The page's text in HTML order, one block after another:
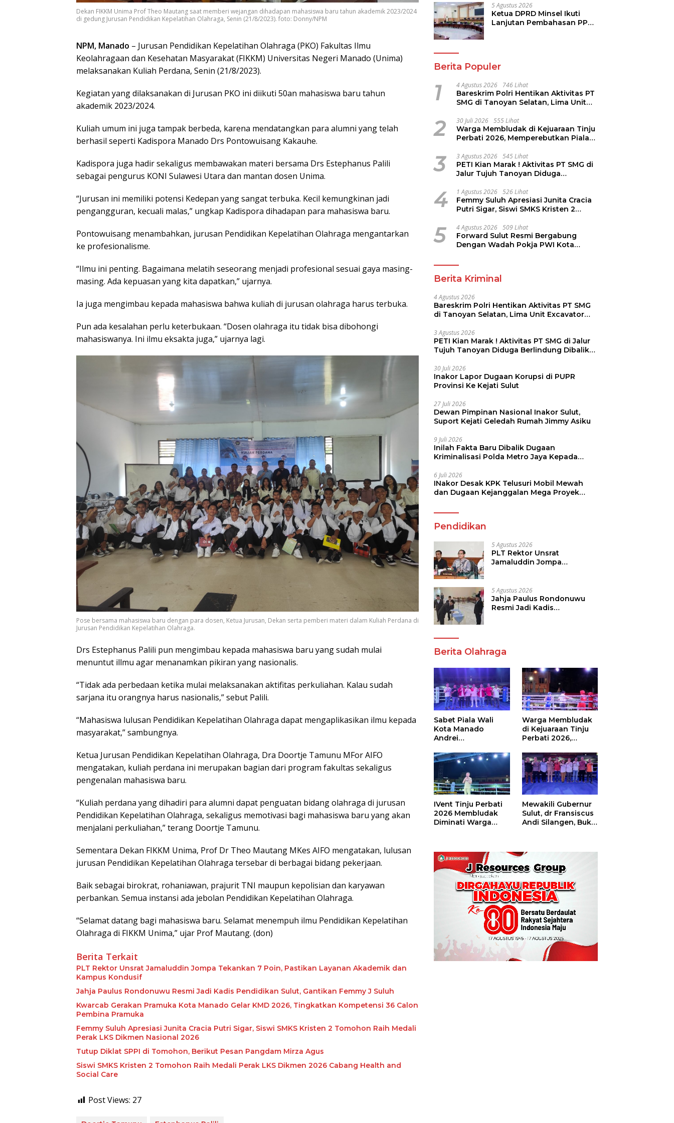
Dekan FIKKM Unima Prof Theo Mautang saat memberi wejangan dihadapan mahasiswa baru tahun akademik 2023/2024
di gedung Jurusan Pendidikan Kepelatihan Olahraga, Senin (21/8/2023). foto: Donny/NPM
NPM, Manado – Jurusan Pendidikan Kepelatihan Olahraga (PKO) Fakultas Ilmu
Keolahragaan dan Kesehatan Masyarakat (FIKKM) Universitas Negeri Manado (Unima)
melaksanakan Kuliah Perdana, Senin (21/8/2023).
Kegiatan yang dilaksanakan di Jurusan PKO ini diikuti 50an mahasiswa baru tahun
akademik 2023/2024.
Kuliah umum ini juga tampak berbeda, karena mendatangkan para alumni yang telah
berhasil seperti Kadispora Manado Drs Pontowuisang Kakauhe.
Kadispora juga hadir sekaligus membawakan materi bersama Drs Estephanus Palili
sebagai pengurus KONI Sulawesi Utara dan mantan dosen Unima.
“Jurusan ini memiliki potensi Kedepan yang sangat terbuka. Kecil kemungkinan jadi
pengangguran, kecuali malas,” ungkap Kadispora dihadapan para mahasiswa baru.
Pontowuisang menambahkan, jurusan Pendidikan Kepelatihan Olahraga mengantarkan
ke profesionalisme.
“Ilmu ini penting. Bagaimana melatih seseorang menjadi profesional sesuai gaya masing-
masing. Ada kepuasan yang kita dapatkan,” ujarnya.
Ia juga mengimbau kepada mahasiswa bahwa kuliah di jurusan olahraga harus terbuka.
Pun ada kesalahan perlu keterbukaan. “Dosen olahraga itu tidak bisa dibohongi
mahasiswanya. Ini ilmu eksakta juga,” ujarnya lagi.
Pose bersama mahasiswa baru dengan para dosen, Ketua Jurusan, Dekan serta pemberi materi dalam Kuliah Perdana di
Jurusan Pendidikan Kepelatihan Olahraga.
Drs Estephanus Palili pun mengimbau kepada mahasiswa baru yang sudah mulai
menuntut illmu agar menanamkan pikiran yang nasionalis.
“Tidak ada perbedaan ketika mulai melaksanakan aktifitas perkuliahan. Kalau sudah
sarjana itu orangnya harus nasionalis,” sebut Palili.
“Mahasiswa lulusan Pendidikan Kepelatihan Olahraga dapat mengaplikasikan ilmu kepada
masyarakat,” sambungnya.
Ketua Jurusan Pendidikan Kepelatihan Olahraga, Dra Doortje Tamunu MFor AIFO
mengatakan, kuliah perdana ini merupakan bagian dari program fakultas sekaligus
pengenalan mahasiswa baru.
“Kuliah perdana yang dihadiri para alumni dapat penguatan bidang olahraga di jurusan
Pendidikan Kepelatihan Olahraga, sekaligus memotivasi bagi mahasiswa baru yang akan
menjalani perkuliahan,” terang Doortje Tamunu.
Sementara Dekan FIKKM Unima, Prof Dr Theo Mautang MKes AIFO mengatakan, lulusan
jurusan Pendidikan Kepelatihan Olahraga tersebar di berbagai bidang pekerjaan.
Baik sebagai birokrat, rohaniawan, prajurit TNI maupun kepolisian dan karyawan
perbankan. Semua instansi ada jebolan Pendidikan Kepelatihan Olahraga.
“Selamat datang bagi mahasiswa baru. Selamat menempuh ilmu Pendidikan Kepelatihan
Olahraga di FIKKM Unima,” ujar Prof Mautang. (don)
Berita Terkait
PLT Rektor Unsrat Jamaluddin Jompa Tekankan 7 Poin, Pastikan Layanan Akademik dan
Kampus Kondusif
Jahja Paulus Rondonuwu Resmi Jadi Kadis Pendidikan Sulut, Gantikan Femmy J Suluh
Kwarcab Gerakan Pramuka Kota Manado Gelar KMD 2026, Tingkatkan Kompetensi 36 Calon
Pembina Pramuka
Femmy Suluh Apresiasi Junita Cracia Putri Sigar, Siswi SMKS Kristen 2 Tomohon Raih Medali
Perak LKS Dikmen Nasional 2026
Tutup Diklat SPPI di Tomohon, Berikut Pesan Pangdam Mirza Agus
Siswi SMKS Kristen 2 Tomohon Raih Medali Perak LKS Dikmen 2026 Cabang Health and
Social Care
Post Views: 27
Berkualitas
5 Agustus 2026
Ketua DPRD Minsel Ikuti
Lanjutan Pembahasan PPAS
Berita Populer
1 4 Agustus 2026 746 Lihat
Bareskrim Polri Hentikan Aktivitas PT
SMG di Tanoyan Selatan, Lima Unit
2 30 Juli 2026 555 Lihat
Warga Membludak di Kejuaraan Tinju
Perbati 2026, Memperebutkan Piala
3 3 Agustus 2026 545 Lihat
PETI Kian Marak ! Aktivitas PT SMG di
Jalur Tujuh Tanoyan Diduga
4 1 Agustus 2026 526 Lihat
Femmy Suluh Apresiasi Junita Cracia
Putri Sigar, Siswi SMKS Kristen 2
Dikmen Nasional 2026
5 4 Agustus 2026 509 Lihat
Forward Sulut Resmi Bergabung
Dengan Wadah Pokja PWI Kota
Berita Kriminal
4 Agustus 2026
Bareskrim Polri Hentikan Aktivitas PT SMG
di Tanoyan Selatan, Lima Unit Excavator
3 Agustus 2026
PETI Kian Marak ! Aktivitas PT SMG di Jalur
Tujuh Tanoyan Diduga Berlindung Dibalik
30 Juli 2026
Inakor Lapor Dugaan Korupsi di PUPR
Provinsi Ke Kejati Sulut
27 Juli 2026
Dewan Pimpinan Nasional Inakor Sulut,
Suport Kejati Geledah Rumah Jimmy Asiku
9 Juli 2026
Inilah Fakta Baru Dibalik Dugaan
Kriminalisasi Polda Metro Jaya Kepada
6 Juli 2026
INakor Desak KPK Telusuri Mobil Mewah
dan Dugaan Kejanggalan Mega Proyek
Pendidikan
5 Agustus 2026
PLT Rektor Unsrat
Jamaluddin Jompa
Kampus Kondusif
5 Agustus 2026
Jahja Paulus Rondonuwu
Resmi Jadi Kadis
Berita Olahraga
Sabet Piala Wali
Kota Manado
Andrei
Boxing Camp Juara
Umum Tinju Perbati
2026
Warga Membludak
di Kejuaraan Tinju
Perbati 2026,
Piala Wali Kota
IVent Tinju Perbati
2026 Membludak
Diminati Warga
Mewakili Gubernur
Sulut, dr Fransiscus
Andi Silangen, Buka
Piala Wali Kota
Manado